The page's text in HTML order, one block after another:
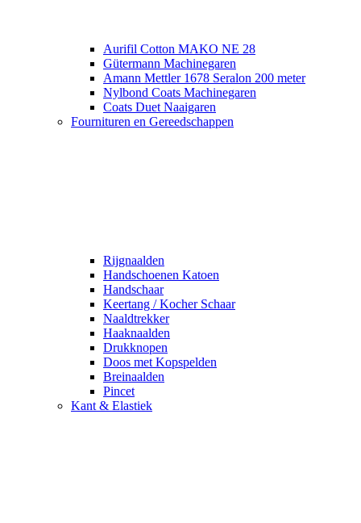
Aurifil Cotton MAKO NE 28
Gütermann Machinegaren
Amann Mettler 1678 Seralon 200 meter
Nylbond Coats Machinegaren
Coats Duet Naaigaren
Fournituren en Gereedschappen
Rijgnaalden
Handschoenen Katoen
Handschaar
Keertang / Kocher Schaar
Naaldtrekker
Haaknaalden
Drukknopen
Doos met Kopspelden
Breinaalden
Pincet
Kant & Elastiek